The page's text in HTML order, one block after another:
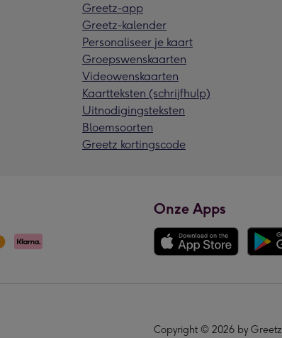
Greetz-app
Greetz-kalender
Personaliseer je kaart
Groepswenskaarten
Videowenskaarten
Kaartteksten (schrijfhulp)
Uitnodigingsteksten
Bloemsoorten
Greetz kortingscode
Onze Apps
Copyright © 2026 by Greetz